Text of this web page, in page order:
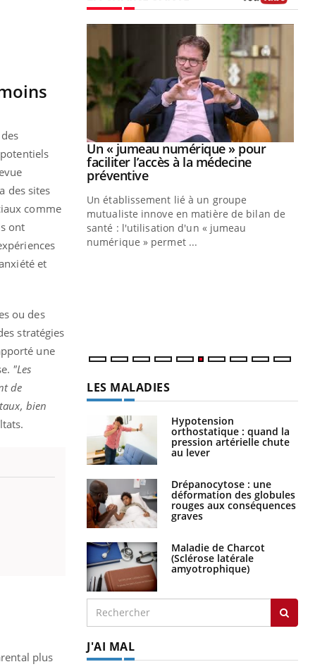
des sites
comme
ont
et
ou des
stratégies
une
"Les
de
bien
plus
Youtube
de
de
questions, de
Youtube
Un « jumeau numérique » pour
faciliter l’accès à la médecine
préventiveYoutube
Un établissement lié à un groupe
mutualiste innove en matière de bilan de
santé : l'utilisation d'un « jumeau
numérique » permet ...
LES MALADIES
Hypotension
orthostatique : quand la
pression artérielle chute
au lever
Drépanocytose : une
déformation des globules
rouges aux conséquences
graves
Maladie de Charcot
(Sclérose latérale
amyotrophique)
J'AI MAL